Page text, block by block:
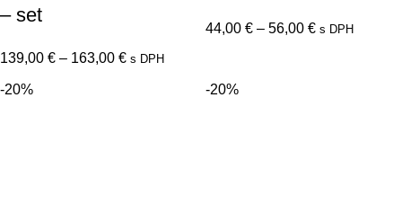
– set
139,00 € – 163,00 € s DPH
44,00 € – 56,00 € s DPH
-20% -20%